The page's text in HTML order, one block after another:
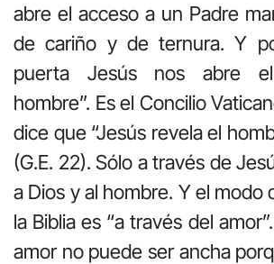
abre el acceso a un Padre
de cariño y de ternura. Y
puerta Jesús nos abre
hombre”. Es el Concilio
dice que “Jesús revela el
(G.E. 22). Sólo a través de
a Dios y al hombre. Y el modo
la Biblia es “a través del
amor no puede ser ancha